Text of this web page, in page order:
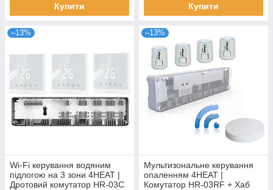
Купити Купити
–13%
Wi-Fi керування водяним
підлогою на 3 зони 4HEAT |
Дротовий комутатор HR-03C
–13%
Мультизональне керування
опаленням 4HEAT |
Комутатор HR-03RF + Хаб